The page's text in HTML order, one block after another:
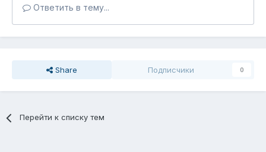
Ответить в тему...
Share Подписчики 0
Перейти к списку тем